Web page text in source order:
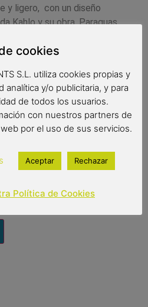
y ligero, con un diseño
Kahlo y su obra. Paraguas
Tiene un tejido pongee de
y Negro
de 54 cm
cookies
S.L. utiliza cookies propias y
analítica y/o publicitaria, y para
de todos los usuarios.
con nuestros partners de
por el uso de sus servicios.
Aceptar Rechazar
Política de Cookies